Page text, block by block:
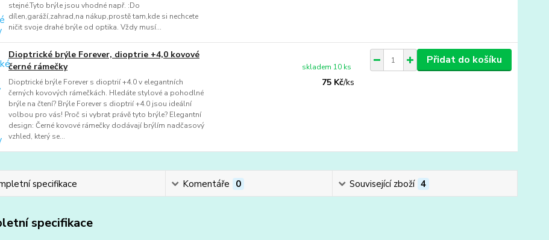
stejné.Tyto brýle jsou vhodné např. :Do
dílen,garáží,zahrad,na nákup,prostě tam,kde si nechcete
ničit svoje drahé brýle od optika. Vždy musí...
Dioptrické brýle Forever, dioptrie +4,0 kovové
černé rámečky
Dioptrické brýle Forever s dioptrií +4.0 v elegantních
černých kovových rámečkách. Hledáte stylové a pohodlné
brýle na čtení? Brýle Forever s dioptrií +4.0 jsou ideální
volbou pro vás! Proč si vybrat právě tyto brýle? Elegantní
design: Černé kovové rámečky dodávají brýlím nadčasový
vzhled, který se...
75 Kč/ks
skladem 10 ks
Přidat do košíku
specifikace Komentáře 0 Související zboží 4
specifikace